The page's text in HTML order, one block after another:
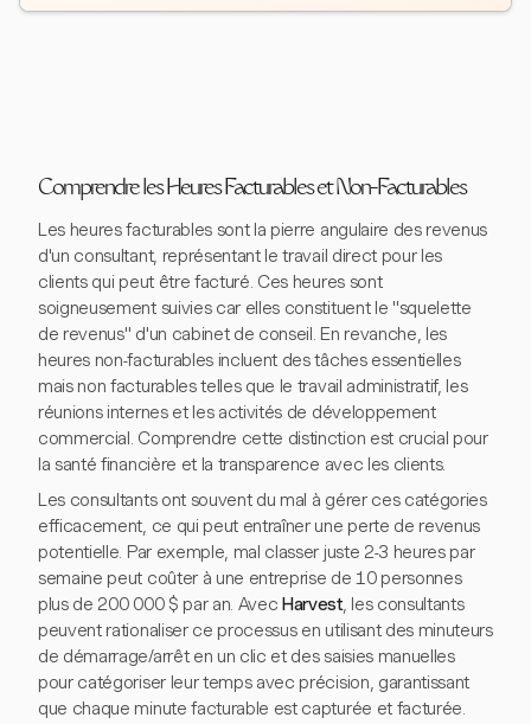
Comprendre les Heures Facturables et Non-Facturables
Les heures facturables sont la pierre angulaire des revenus
d'un consultant, représentant le travail direct pour les
clients qui peut être facturé. Ces heures sont
soigneusement suivies car elles constituent le "squelette
de revenus" d'un cabinet de conseil. En revanche, les
heures non-facturables incluent des tâches essentielles
mais non facturables telles que le travail administratif, les
réunions internes et les activités de développement
commercial. Comprendre cette distinction est crucial pour
la santé financière et la transparence avec les clients.
Les consultants ont souvent du mal à gérer ces catégories
efficacement, ce qui peut entraîner une perte de revenus
potentielle. Par exemple, mal classer juste 2-3 heures par
semaine peut coûter à une entreprise de 10 personnes
plus de 200 000 $ par an. AvecHarvest, les consultants
peuvent rationaliser ce processus en utilisant des minuteurs
de démarrage/arrêt en un clic et des saisies manuelles
pour catégoriser leur temps avec précision, garantissant
que chaque minute facturable est capturée et facturée.